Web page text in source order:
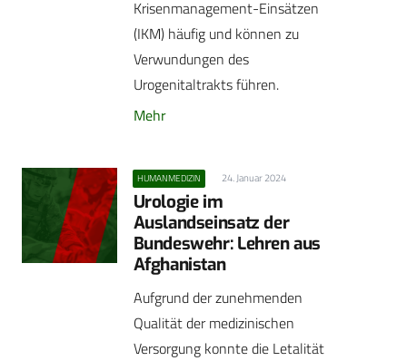
Krisenmanagement-Einsätzen
(IKM) häufig und können zu
Verwundungen des
Urogenitaltrakts führen.
Mehr
HUMANMEDIZIN 24. Januar 2024
Urologie im
Auslandseinsatz der
Bundeswehr: Lehren aus
Afghanistan
Aufgrund der zunehmenden
Qualität der medizinischen
Versorgung konnte die Letalität